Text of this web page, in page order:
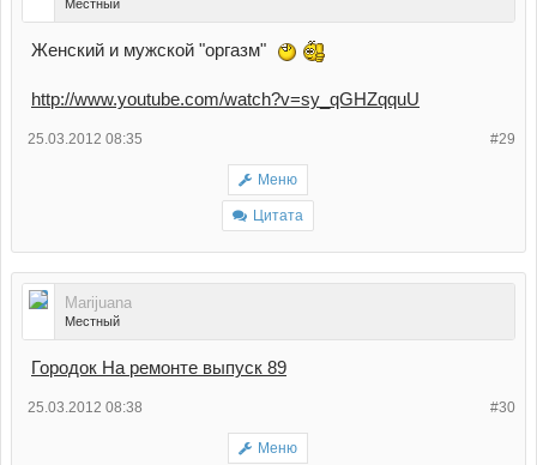
Местный
Женский и мужской "оргазм"
http://www.youtube.com/watch?v=sy_qGHZqquU
#29
25.03.2012 08:35
Меню
Цитата
Marijuana
Местный
Городок На ремонте выпуск 89
#30
25.03.2012 08:38
Меню